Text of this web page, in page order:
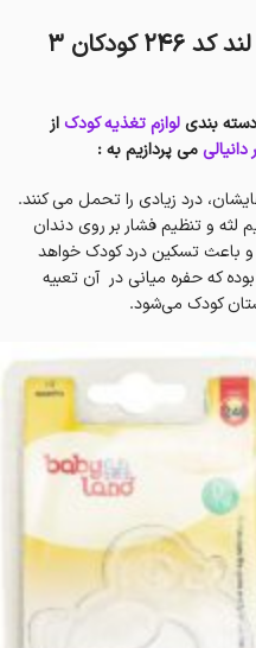
دندانگیر سیلیکونی بی بی لند کد 246 کودکان 3
دسته بندی لوازم تغذیه کودکاز
می پردازیم به :
درد زیادی را تحمل می کنند.
لثه و تنظیم فشار بر روی دندان
و باعث تسکین درد کودک خواهد
که حفره میانی در آن تعبیه
کودک می‌شود.